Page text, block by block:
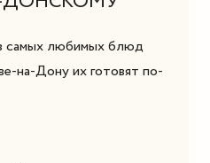
самых любимых блюд
на-Дону их готовят по-